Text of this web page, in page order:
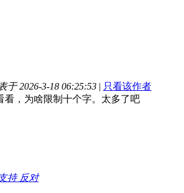
于 2026-3-18 06:25:53 | 只看该作者
看，为啥限制十个字。太多了吧
支持 反对